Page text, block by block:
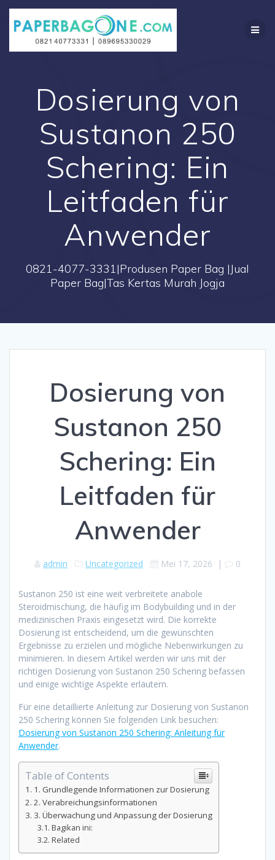
Skip
content
Dosierung von
Sustanon 250
Schering: Ein
Leitfaden für
Anwender
0821-4077-3331|Produsen Paper Bag |Jual
Paper Bag|Tas Kertas Murah Jogja
Dosierung von
Sustanon 250
Schering: Ein
Leitfaden für
Anwender
admin Uncategorized Mei 17, 2026 | 0
Sustanon 250 ist eine weit verbreitete anabole
Steroidmischung, die häufig im Bodybuilding und in der
medizinischen Praxis eingesetzt wird. Die korrekte
Dosierung ist entscheidend, um die gewünschten
Ergebnisse zu erzielen und mögliche Nebenwirkungen zu
minimieren. In diesem Artikel werden wir uns mit der
richtigen Dosierung von Sustanon 250 Schering befassen
und einige wichtige Aspekte erläutern.
Für eine detaillierte Anleitung zur Dosierung von Sustanon
250 Schering können Sie folgenden Link besuchen:
Dosierung von Sustanon 250 Schering: Anleitung für
Anwender.
Table of Contents
1. Grundlegende Informationen zur Dosierung
2. Verabreichungsinformationen
3. Überwachung und Anpassung der Dosierung
Bagikan ini:
Related